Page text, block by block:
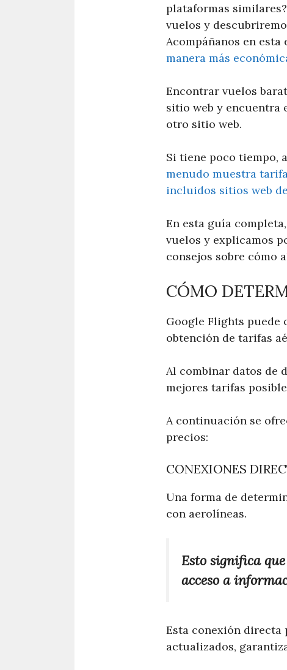
plataformas
vuelos y
Acompáñanos en
manera más
Encontrar vuelos
sitio web y encuentra
otro sitio web.
Si tiene poco tiempo,
menudo muestra
incluidos sitios web
En esta guía
vuelos y explicamos
consejos sobre
CÓMO
Google Flights puede
obtención de tarifas
Al combinar datos de
mejores tarifas
A continuación se
precios:
CONEXIONES
Una forma de
con aerolíneas.
Esto significa
acceso a
Esta conexión directa
actualizados,